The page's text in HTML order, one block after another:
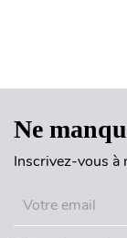
Ne
Inscrivez-vous à